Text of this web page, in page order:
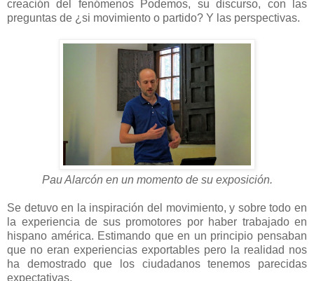
creación del fenómenos Podemos, su discurso, con las
preguntas de ¿si movimiento o partido? Y las perspectivas.
Pau Alarcón en un momento de su exposición.
Se detuvo en la inspiración del movimiento, y sobre todo en
la experiencia de sus promotores por haber trabajado en
hispano américa. Estimando que en un principio pensaban
que no eran experiencias exportables pero la realidad nos
ha demostrado que los ciudadanos tenemos parecidas
expectativas.